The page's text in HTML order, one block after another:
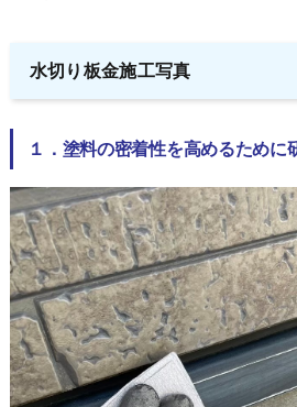
水切り板金施工写真
１．塗料の密着性を高めるために